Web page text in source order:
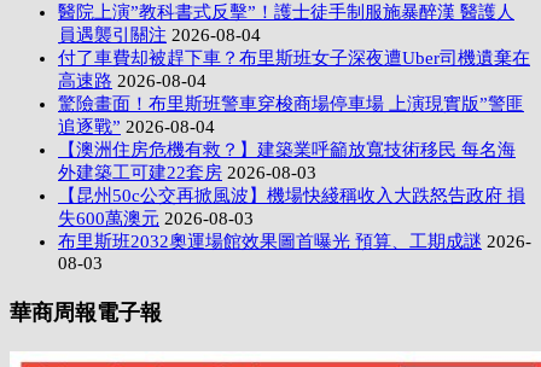
醫院上演”教科書式反擊”！護士徒手制服施暴醉漢 醫護人
員遇襲引關注 2026-08-04
付了車費却被趕下車？布里斯班女子深夜遭Uber司機遺棄在
高速路 2026-08-04
驚險畫面！布里斯班警車穿梭商場停車場 上演現實版”警匪
追逐戰” 2026-08-04
【澳洲住房危機有救？】建築業呼籲放寬技術移民 每名海
外建築工可建22套房 2026-08-03
【昆州50c公交再掀風波】機場快綫稱收入大跌怒告政府 損
失600萬澳元 2026-08-03
布里斯班2032奧運場館效果圖首曝光 預算、工期成謎 2026-
08-03
華商周報電子報